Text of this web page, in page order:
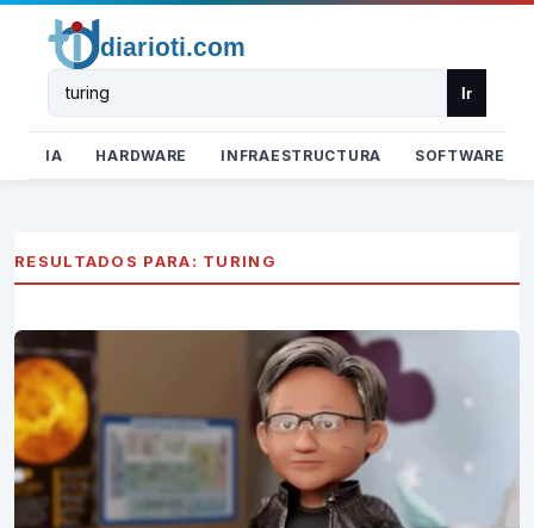
Buscar Ir
IA HARDWARE INFRAESTRUCTURA SOFTWARE
RESULTADOS PARA: TURING